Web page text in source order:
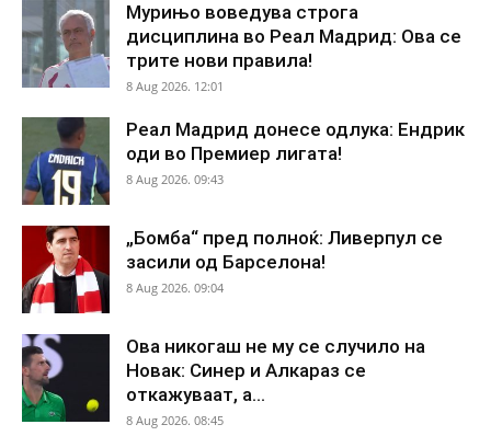
Мурињо воведува строга
дисциплина во Реал Мадрид: Ова се
трите нови правила!
8 Aug 2026. 12:01
Реал Мадрид донесе одлука: Ендрик
оди во Премиер лигата!
8 Aug 2026. 09:43
„Бомба“ пред полноќ: Ливерпул се
засили од Барселона!
8 Aug 2026. 09:04
Ова никогаш не му се случило на
Новак: Синер и Алкараз се
откажуваат, а...
8 Aug 2026. 08:45